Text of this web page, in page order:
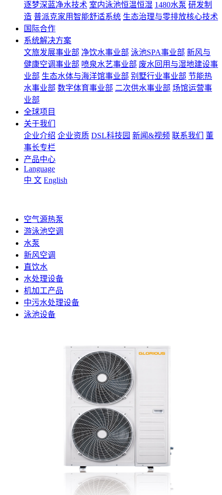
逐梦深蓝净水技术 室内泳池恒温恒湿 1480水泵 研发制
造 普派克家用智能舒适系统 生态治理与零排放核心技术
国际合作
系统解决方案
文旅发展事业部 净饮水事业部 泳池SPA事业部 新风与
健康空调事业部 喷泉水艺事业部 废水回用与湿地建设事
业部 生态水体与海洋馆事业部 别墅行业事业部 节能热
水事业部 数字体育事业部 二次供水事业部 场馆运营事
业部
全球项目
关于我们
企业介绍 企业资质 DSL科技园 新闻&视频 联系我们
董
事长专栏
产品中心
Language
中 文 English
空气源热泵
游泳池空调
水泵
新风空调
直饮水
水处理设备
机加工产品
中污水处理设备
泳池设备